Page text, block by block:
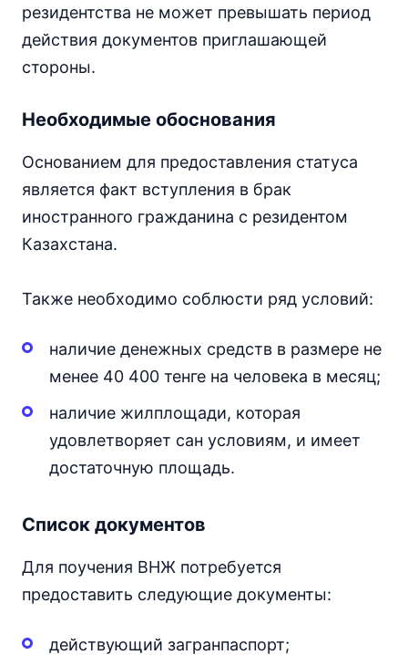
резидентства не может превышать период
действия документов приглашающей
стороны.
Необходимые обоснования
Основанием для предоставления статуса
является факт вступления в брак
иностранного гражданина с резидентом
Казахстана.
Также необходимо соблюсти ряд условий:
наличие денежных средств в размере не
менее 40 400 тенге на человека в месяц;
наличие жилплощади, которая
удовлетворяет сан условиям, и имеет
достаточную площадь.
Список документов
Для поучения ВНЖ потребуется
предоставить следующие документы:
действующий загранпаспорт;